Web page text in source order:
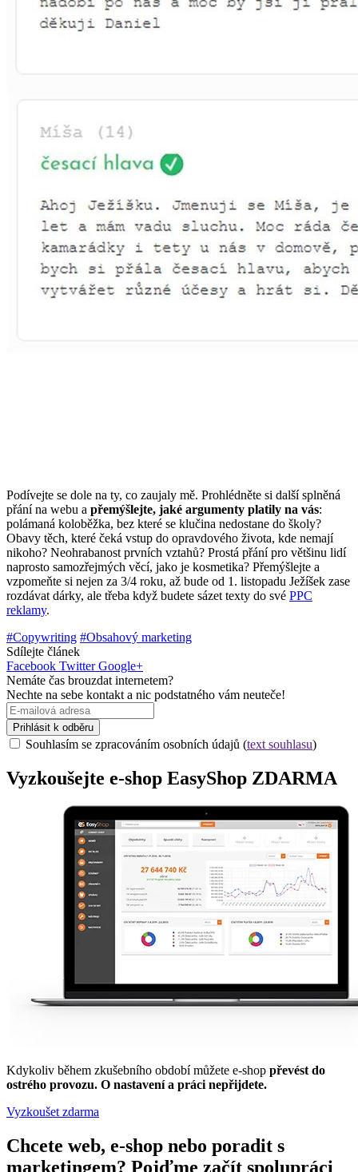
Podívejte se dole na ty, co zaujaly mě. Prohlédněte si další splněná
přání na webu a přemýšlejte, jaké argumenty platily na vás:
polámaná koloběžka, bez které se klučina nedostane do školy?
Obavy těch, které čeká vstup do opravdového života, kde nemají
nikoho? Neohrabanost prvních vztahů? Prostá přání pro většinu lidí
naprosto samozřejmých věcí, jako je kosmetika? Přemýšlejte a
vzpomeňte si nejen za 3/4 roku, až bude od 1. listopadu Ježíšek zase
rozdávat dárky, ale třeba když budete sázet texty do své PPC
reklamy.
#Copywriting #Obsahový marketing
Sdílejte článek
Facebook Twitter Google+
Nemáte čas brouzdat internetem?
Nechte na sebe kontakt a nic podstatného vám neuteče!
Prihlásit k odběru
Souhlasím se zpracováním osobních údajů (text souhlasu)
Vyzkoušejte e-shop EasyShop ZDARMA
Kdykoliv během zkušebního období můžete e-shop převést do
ostrého provozu. O nastavení a práci nepřijdete.
Vyzkoušet zdarma
Chcete web, e-shop nebo poradit s
marketingem? Pojďme začít spolupráci